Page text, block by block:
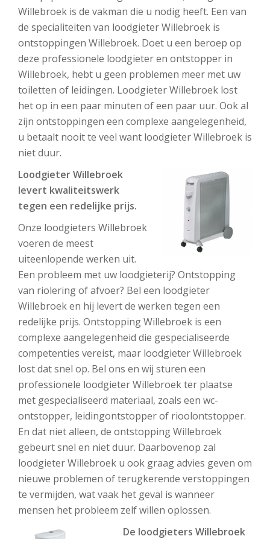
Willebroek is de vakman die u nodig heeft. Een van
de specialiteiten van loodgieter Willebroek is
ontstoppingen Willebroek. Doet u een beroep op
deze professionele loodgieter en ontstopper in
Willebroek, hebt u geen problemen meer met uw
toiletten of leidingen. Loodgieter Willebroek lost
het op in een paar minuten of een paar uur. Ook al
zijn ontstoppingen een complexe aangelegenheid,
u betaalt nooit te veel want loodgieter Willebroek is
niet duur.
Loodgieter Willebroek
levert kwaliteitswerk
tegen een redelijke prijs.
Onze loodgieters Willebroek
voeren de meest
uiteenlopende werken uit.
Een probleem met uw loodgieterij? Ontstopping
van riolering of afvoer? Bel een loodgieter
Willebroek en hij levert de werken tegen een
redelijke prijs. Ontstopping Willebroek is een
complexe aangelegenheid die gespecialiseerde
competenties vereist, maar loodgieter Willebroek
lost dat snel op. Bel ons en wij sturen een
professionele loodgieter Willebroek ter plaatse
met gespecialiseerd materiaal, zoals een wc-
ontstopper, leidingontstopper of rioolontstopper.
En dat niet alleen, de ontstopping Willebroek
gebeurt snel en niet duur. Daarbovenop zal
loodgieter Willebroek u ook graag advies geven om
nieuwe problemen of terugkerende verstoppingen
te vermijden, wat vaak het geval is wanneer
mensen het probleem zelf willen oplossen.
De loodgieters Willebroek